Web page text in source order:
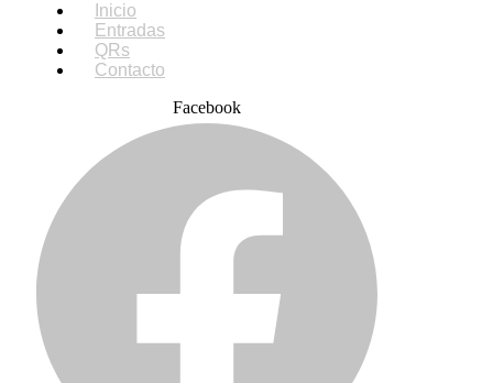
Inicio
Entradas
QRs
Contacto
Facebook